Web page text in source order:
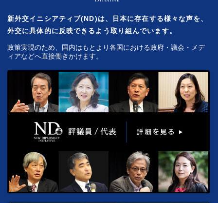
新外交イニシアティブ(ND)は、日本に存在する様々な声を、
外交に具体的に反映できるよう取り組んでいます。
政策実現のため、国内はもとより各国における政府・議会・メデ
ィアなどへ直接働きかけます。